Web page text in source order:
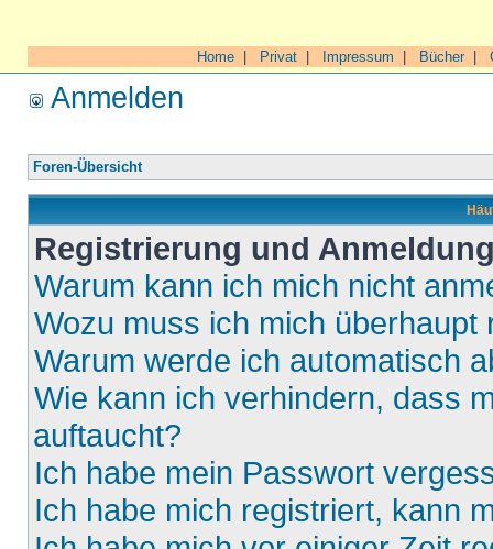
Home Privat Impressum Bücher|
Anmelden
Foren-Übersicht
Registrierung und
Warum kann ich mich nicht
Wozu muss ich mich überhaupt
Warum werde ich automatisch
Wie kann ich verhindern, dass
auftaucht?
Ich habe mein Passwort
Ich habe mich registriert, kann